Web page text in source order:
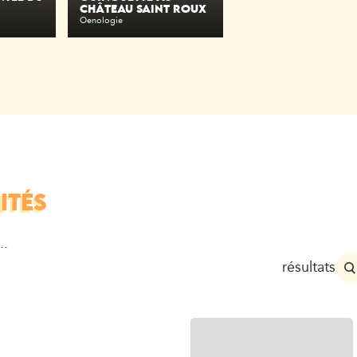
CHÂTEAU SAINT ROUX
Oenologie
résultats